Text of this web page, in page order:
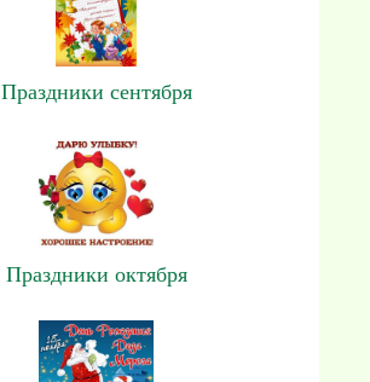
Праздники сентября
Праздники октября